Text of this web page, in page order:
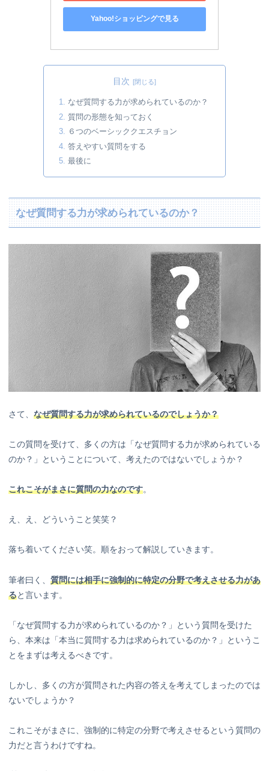
Yahoo!ショッピングで見る
目次
なぜ質問する力が求められているのか？
質問の形態を知っておく
６つのベーシッククエスチョン
答えやすい質問をする
最後に
なぜ質問する力が求められているのか？
さて、 なぜ質問する力が求められているのでしょうか？
この質問を受けて、多くの方は「なぜ質問する力が求められている
のか？」ということについて、考えたのではないでしょうか？
これこそがまさに質問の力なのです。
え、え、どういうこと笑笑？
落ち着いてください笑。順をおって解説していきます。
筆者曰く、 質問には相手に強制的に特定の分野で考えさせる力があ
ると言います。
「なぜ質問する力が求められているのか？」という質問を受けた
ら、本来は「本当に質問する力は求められているのか？」というこ
とをまずは考えるべきです。
しかし、多くの方が質問された内容の答えを考えてしまったのでは
ないでしょうか？
これこそがまさに、強制的に特定の分野で考えさせるという質問の
力だと言うわけですね。